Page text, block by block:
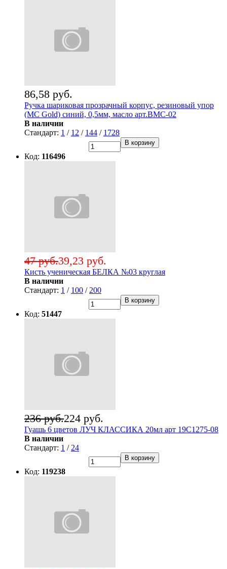
86,58 руб.
Ручка шариковая прозрачный корпус, резиновый упор
(MC Gold) синий, 0,5мм, масло арт.BMC-02
В наличии
Стандарт: 1 / 12 / 144 / 1728
В корзину
Код: 116496
39,23 руб.
47 руб.
Кисть ученическая БЕЛКА №03 круглая
В наличии
Стандарт: 1 / 100 / 200
В корзину
Код: 51447
224 руб.
236 руб.
Гуашь 6 цветов ЛУЧ КЛАССИКА 20мл арт 19С1275-08
В наличии
Стандарт: 1 / 24
В корзину
Код: 119238